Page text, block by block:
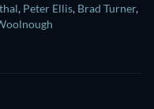
, Peter Ellis, Brad Turner,